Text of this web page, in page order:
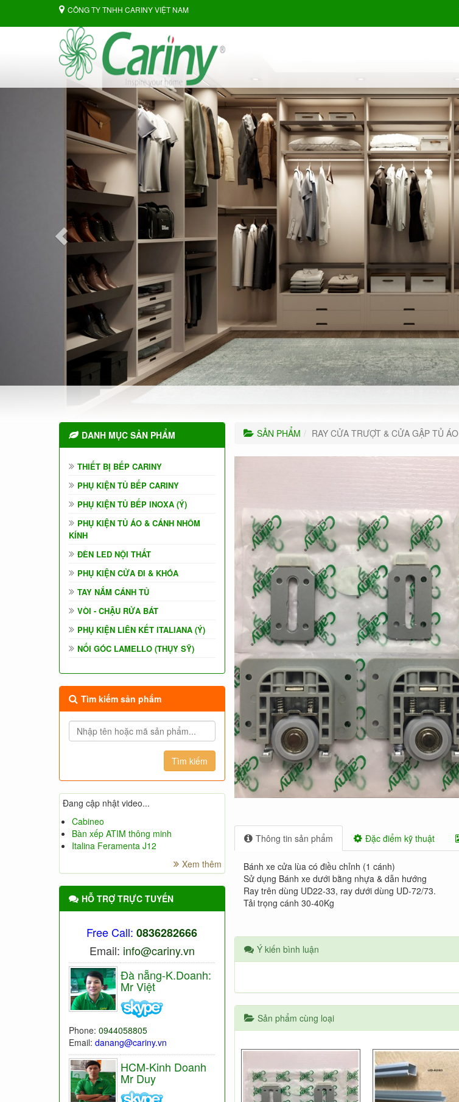
CÔNG TY TNHH CARINY VIỆT NAM
Previous
DANH MỤC SẢN PHẨM
THIẾT BỊ BẾP CARINY
PHỤ KIỆN TỦ BẾP CARINY
PHỤ KIỆN TỦ BẾP INOXA (Ý)
PHỤ KIỆN TỦ ÁO & CÁNH NHÔM
KÍNH
ĐÈN LED NỘI THẤT
PHỤ KIỆN CỬA ĐI & KHÓA
TAY NẮM CÁNH TỦ
VÒI - CHẬU RỬA BÁT
PHỤ KIỆN LIÊN KẾT ITALIANA (Ý)
NỐI GÓC LAMELLO (THỤY SỸ)
Tìm kiếm sản phẩm
Đang cập nhật video...
Cabineo
Bàn xếp ATIM thông minh
Italina Feramenta J12
Xem thêm
HỖ TRỢ TRỰC TUYẾN
Free Call:0836282666
Email: info@cariny.vn
Đà nẵng-K.Doanh:
Mr Việt
Phone: 0944058805
Email: danang@cariny.vn
HCM-Kinh Doanh
Mr Duy
SẢN PHẨM RAY CỬA TRƯỢT & CỬA GẬP TỦ ÁO
Thông tin sản phẩm Đặc điểm kỹ thuật
Bánh xe cửa lùa có điều chỉnh (1 cánh)
Sử dụng Bánh xe dưới bằng nhựa & dẫn hướng
Ray trên dùng UD22-33, ray dưới dùng UD-72/73.
Tải trọng cánh 30-40Kg
Ý kiến bình luận
Sản phẩm cùng loại